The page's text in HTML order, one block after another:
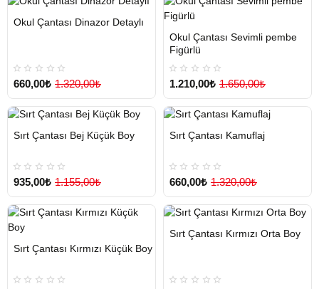
TESLİMAT
Yeni Ürün
Okul Çantası Dinazor Detaylı
660,00₺ 1.320,00₺
TESLİMAT
Yeni Ürün
Okul Çantası Sevimli pembe
Figürlü
1.210,00₺ 1.650,00₺
TESLİMAT
Yeni Ürün
Sırt Çantası Bej Küçük Boy
935,00₺ 1.155,00₺
TESLİMAT
Sırt Çantası Kamuflaj
660,00₺ 1.320,00₺
TESLİMAT
Yeni Ürün
Sırt Çantası Kırmızı Küçük Boy
TESLİMAT
Yeni Ürün
Sırt Çantası Kırmızı Orta Boy